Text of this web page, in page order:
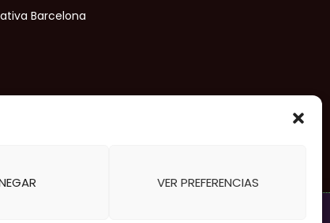
VER PREFERENCIAS
Barcelona